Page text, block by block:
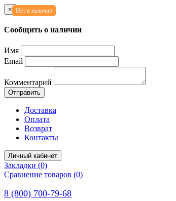
×
Сообщить о наличии
Имя
Email
Комментарий
Отправить
Доставка
Оплата
Возврат
Контакты
Личный кабинет
Закладки (0)
Сравнение товаров (0)
8 (800) 700-79-68
Нет в наличии